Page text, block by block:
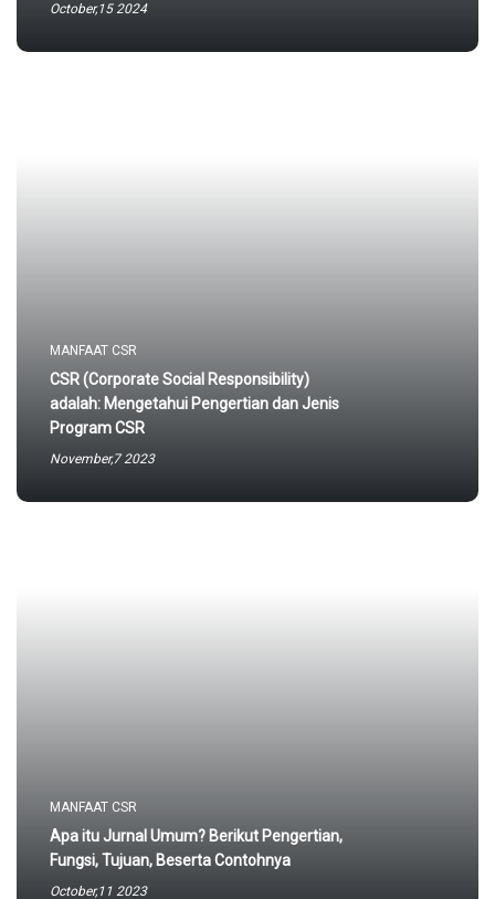
October,15 2024
MANFAAT CSR
CSR (Corporate Social Responsibility)
adalah: Mengetahui Pengertian dan Jenis
Program CSR
November,7 2023
MANFAAT CSR
Apa itu Jurnal Umum? Berikut Pengertian,
Fungsi, Tujuan, Beserta Contohnya
October,11 2023